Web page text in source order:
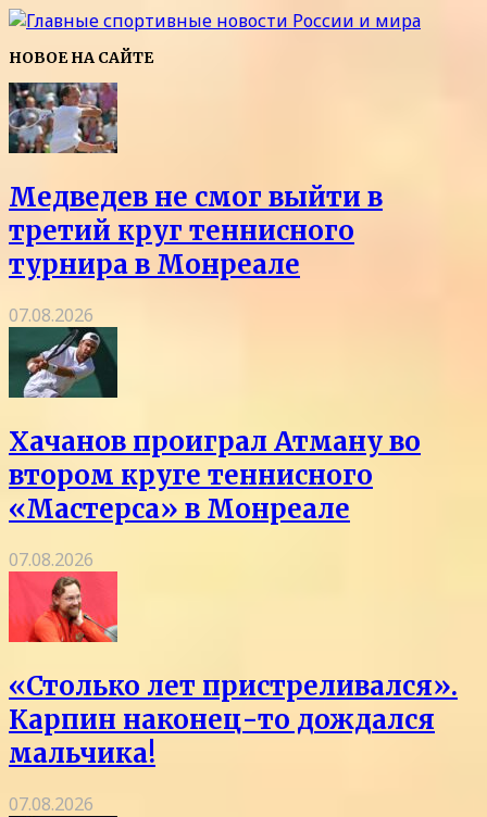
НОВОЕ НА САЙТЕ
Медведев не смог выйти в
третий круг теннисного
турнира в Монреале
07.08.2026
Хачанов проиграл Атману во
втором круге теннисного
«Мастерса» в Монреале
07.08.2026
«Столько лет пристреливался».
Карпин наконец-то дождался
мальчика!
07.08.2026